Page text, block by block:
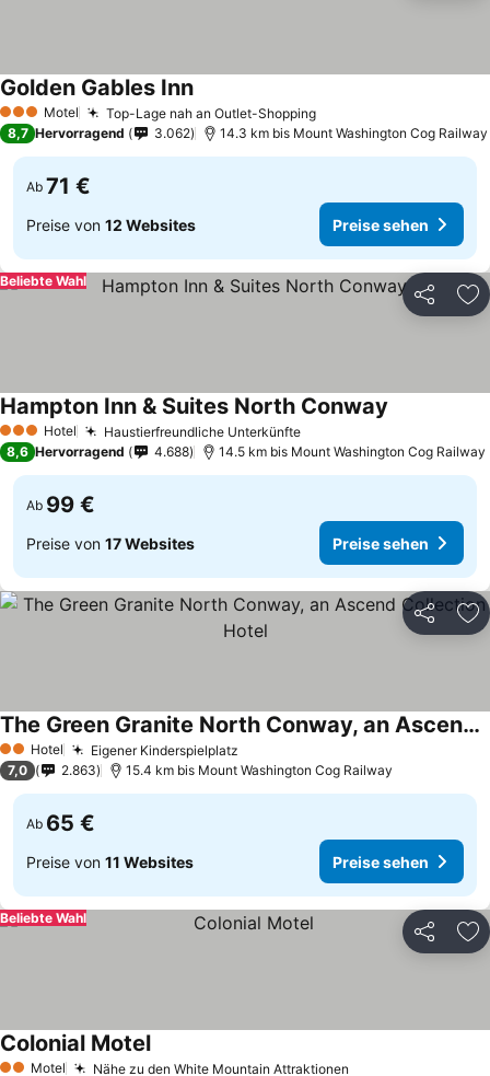
3 SterneMotel Top-Lage nah an Outlet-ShoppingPreise sehen
Golden Gables InnPreise sehen
8,7 Hervorragend 3.062 14.3 km bis Mount Washington Cog Railway
Ab 71 €
Preise von 12 Websites Preise sehen
Teilen
Beliebte Wahl
3 SterneHotel Haustierfreundliche UnterkünftePreise sehen
Hampton Inn & Suites North Conway
8,6 Hervorragend 4.688 14.5 km bis Mount Washington Cog Railway
Ab 99 €
Preise von 17 Websites Preise sehen
Teilen
2 Sterne
Hotel Eigener Kinderspielplatz
The Green Granite North Conway, an Ascend Collection Hotel
Preise sehen
7,0 2.863 15.4 km bis Mount Washington Cog Railway
Ab 65 €
Preise von 11 Websites Preise sehen
Teilen
Beliebte Wahl
Motel Nähe zu den White Mountain Attraktionen
Colonial MotelPreise sehen